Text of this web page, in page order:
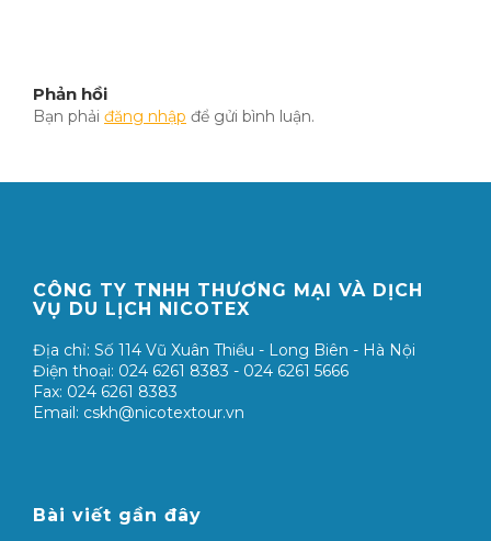
Phản hồi
Bạn phải đăng nhập để gửi bình luận.
CÔNG TY TNHH THƯƠNG MẠI VÀ DỊCH
VỤ DU LỊCH NICOTEX
Địa chỉ: Số 114 Vũ Xuân Thiều - Long Biên - Hà Nội
Điện thoại: 024 6261 8383 - 024 6261 5666
Fax: 024 6261 8383
Email: cskh@nicotextour.vn
Bài viết gần đây